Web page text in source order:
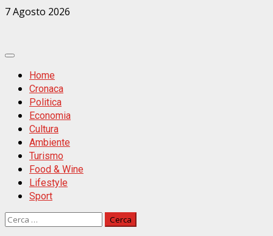
Zum
7 Agosto 2026
Primäres
MenüHome
Cronaca
Politica
Economia
Cultura
Ambiente
Turismo
Food & Wine
Lifestyle
Sport
Ricerca